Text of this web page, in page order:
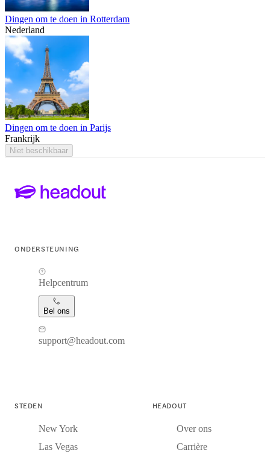
Dingen om te doen in Rotterdam
Nederland
Dingen om te doen in Parijs
Frankrijk
Niet beschikbaar
ONDERSTEUNING
Helpcentrum
Bel ons
support@headout.com
STEDEN
New York
Las Vegas
HEADOUT
Over ons
Carrière